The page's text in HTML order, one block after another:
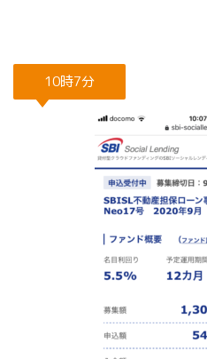
10時7分